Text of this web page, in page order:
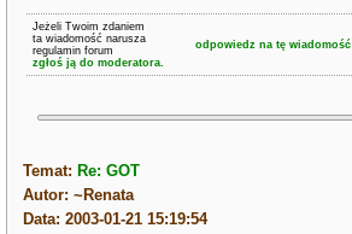
Jeżeli Twoim zdaniem
ta wiadomość narusza
regulamin forum
zgłoś ją do moderatora.
odpowiedz na tę wiadomość
Temat: Re: GOT
Autor: ~Renata
Data: 2003-01-21 15:19:54